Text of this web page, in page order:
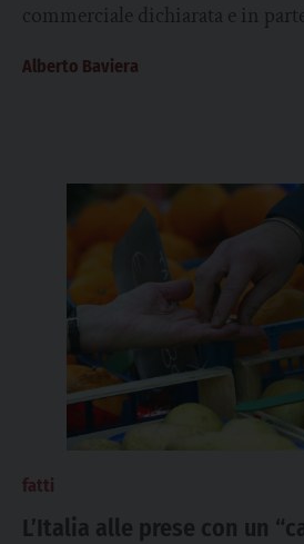
commerciale dichiarata e in
Alberto Baviera
fatti
L’Italia alle prese con un